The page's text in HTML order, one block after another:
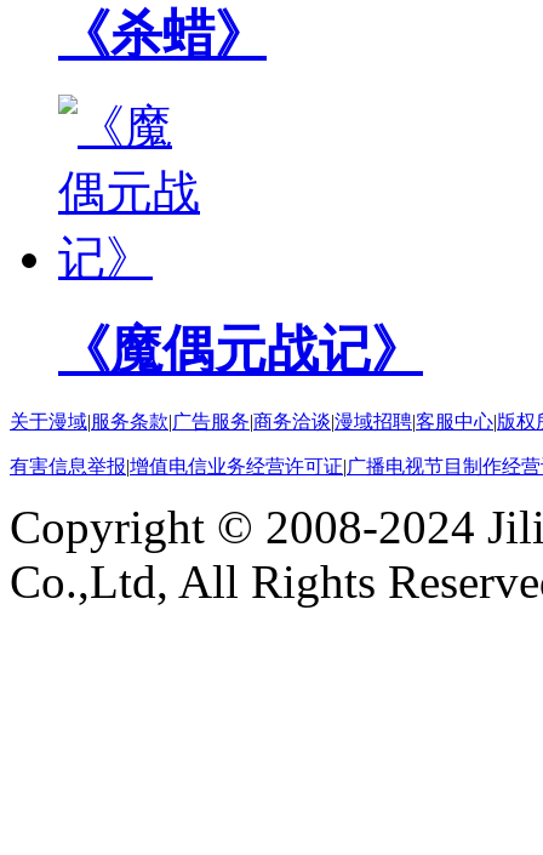
《魔偶元战记》
服务条款 广告服务|商务洽谈|漫域招聘
有害信息举报|增值电信业务经营许可证|广播电视节目制作经
Copyright © 2008-2024
Co.,Ltd, All Rights